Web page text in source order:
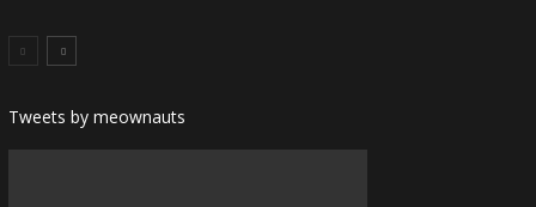
Tweets by meownauts